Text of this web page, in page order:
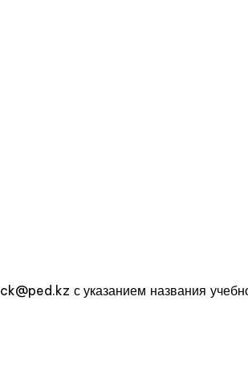
с указанием названия